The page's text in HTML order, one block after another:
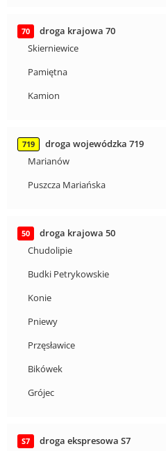
70
droga krajowa 70
Skierniewice
Pamiętna
Kamion
719
droga wojewódzka 719
Marianów
Puszcza Mariańska
50
droga krajowa 50
Chudolipie
Budki Petrykowskie
Konie
Pniewy
Przęsławice
Bikówek
Grójec
S7
droga ekspresowa S7